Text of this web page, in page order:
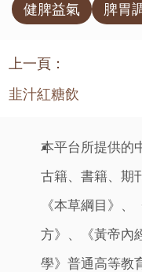
健脾益氣 脾胃
上一頁：
韭汁紅糖飲
本平台所提供的
古籍、書籍、期
《本草綱目》
方》、《黃帝內
學》普通高等教